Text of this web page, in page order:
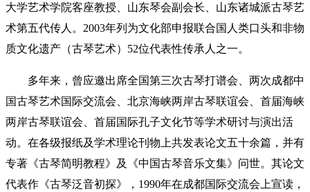
大学艺术学院客座教授、山东琴会副会长、山东诸城派古琴艺
术第五代传人。2003年列为文化部申报联合国人类口头和非物
质文化遗产（古琴艺术）52位代表性传承人之一。
多年来，曾应邀出席全国第三次古琴打谱会、两次成都中
国古琴艺术国际交流会、北京海峡两岸古琴联谊会、首届海峡
两岸古琴联谊会、首届国际孔子文化节等学术研讨与演出活
动。在各级报纸及学术理论刊物上共发表论文五十余篇，并有
专著《古琴简明教程》及《中国古琴音乐文集》问世。其论文
代表作《古琴泛音初探》， 1990年在成都国际交流会上宣读，